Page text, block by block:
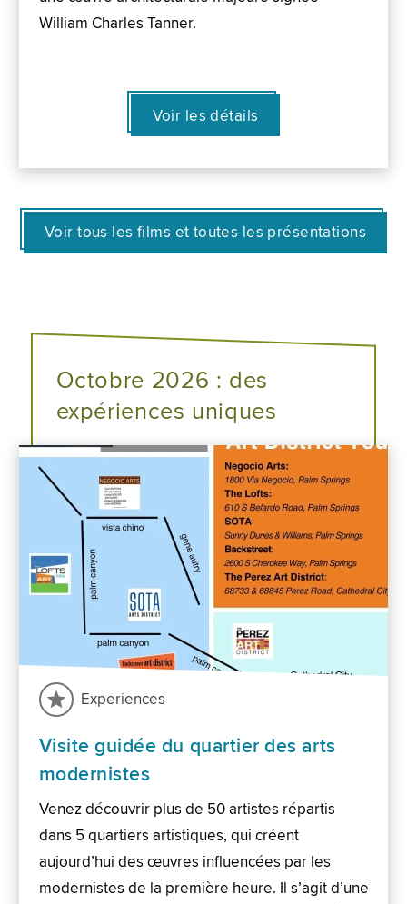
William Charles Tanner.
Voir les détails
Voir tous les films et toutes les présentations
Octobre 2026 : des
expériences uniques
Experiences
Visite guidée du quartier des arts
modernistes
Venez découvrir plus de 50 artistes répartis
dans 5 quartiers artistiques, qui créent
aujourd’hui des œuvres influencées par les
modernistes de la première heure. Il s’agit d’une